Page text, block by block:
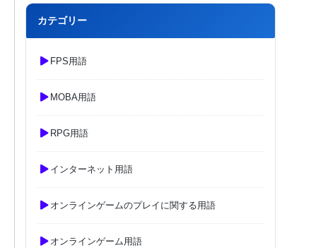
カテゴリー
FPS用語
MOBA用語
RPG用語
インターネット用語
オンラインゲームのプレイに関する用語
オンラインゲーム用語